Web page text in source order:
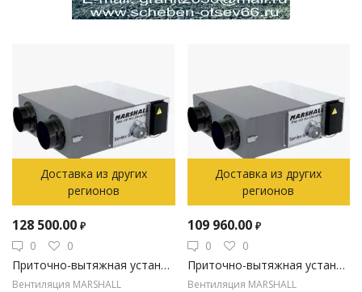
Доставка из других
регионов
128 500.00 ₽
0
0
Приточно-вытяжная установка на 1860 м3/час с пластинчатым рекуператором с электрическим нагревом
Вентиляция MARSHALL
Доставка из других
регионов
109 960.00 ₽
0
0
Приточно-вытяжная установка на 1250 м3/час с пластинчатым рекуператором с электрическим нагревом
Вентиляция MARSHALL